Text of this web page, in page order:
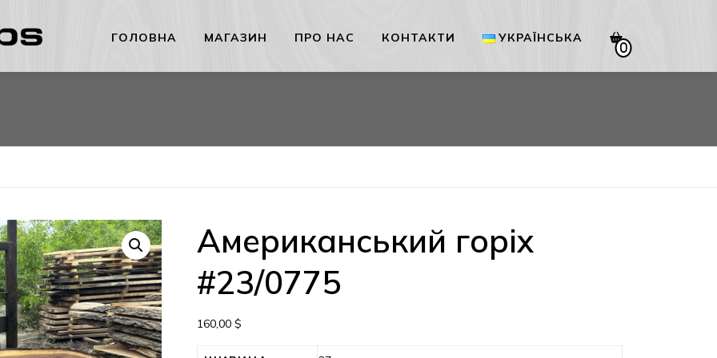
ГОЛОВНА МАГАЗИН ПРО НАС КОНТАКТИ УКРАЇНСЬКА
0
Американський горіх
#23/0775
160,00$